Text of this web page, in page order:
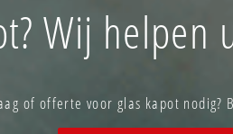
Wij helpen
of offerte voor glas kapot nodig?